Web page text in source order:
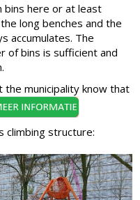
bins here or at least
long benches and the
accumulates. The
of bins is sufficient and
the municipality know that
climbing structure: